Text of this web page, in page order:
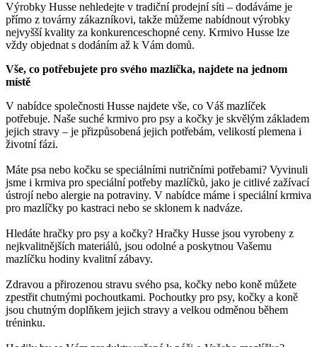
Výrobky Husse nehledejte v tradiční prodejní síti – dodáváme je
přímo z továrny zákazníkovi, takže můžeme nabídnout výrobky
nejvyšší kvality za konkurenceschopné ceny. Krmivo Husse lze
vždy objednat s dodáním až k Vám domů.
Vše, co potřebujete pro svého mazlíčka, najdete na jednom
místě
V nabídce společnosti Husse najdete vše, co Váš mazlíček
potřebuje. Naše suché krmivo pro psy a kočky je skvělým základem
jejich stravy – je přizpůsobená jejich potřebám, velikostí plemena i
životní fázi.
Máte psa nebo kočku se speciálními nutričními potřebami? Vyvinuli
jsme i krmiva pro speciální potřeby mazlíčků, jako je citlivé zažívací
ústrojí nebo alergie na potraviny. V nabídce máme i speciální krmiva
pro mazlíčky po kastraci nebo se sklonem k nadváze.
Hledáte hračky pro psy a kočky? Hračky Husse jsou vyrobeny z
nejkvalitnějších materiálů, jsou odolné a poskytnou Vašemu
mazlíčku hodiny kvalitní zábavy.
Zdravou a přirozenou stravu svého psa, kočky nebo koně můžete
zpestřit chutnými pochoutkami. Pochoutky pro psy, kočky a koně
jsou chutným doplňkem jejich stravy a velkou odměnou během
tréninku.